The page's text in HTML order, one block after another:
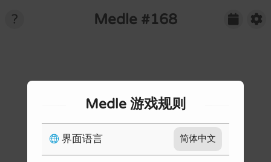
Medle #168
? 
📆
Medle 游戏规则
🌐 界面语言 简体中文